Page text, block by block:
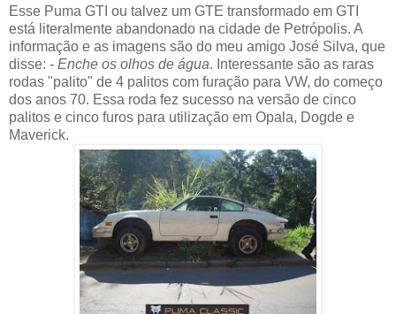
Esse Puma GTI ou talvez um GTE transformado em GTI
está literalmente abandonado na cidade de Petrópolis. A
informação e as imagens são do meu amigo José Silva, que
disse: - Enche os olhos de água. Interessante são as raras
rodas "palito" de 4 palitos com furação para VW, do começo
dos anos 70. Essa roda fez sucesso na versão de cinco
palitos e cinco furos para utilização em Opala, Dogde e
Maverick.